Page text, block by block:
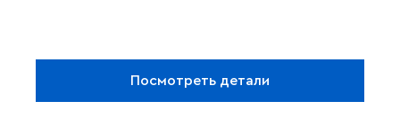
Посмотреть детали